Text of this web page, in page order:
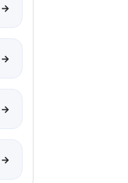
→
→
→
→